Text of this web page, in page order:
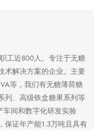
工近800人。专注于无糖
术解决方案的企业。主要
等，我们有无糖薄荷糖
列、高级铁盒糖果系列等
车间和数字化研发实验
保证年产能1.3万吨且具有